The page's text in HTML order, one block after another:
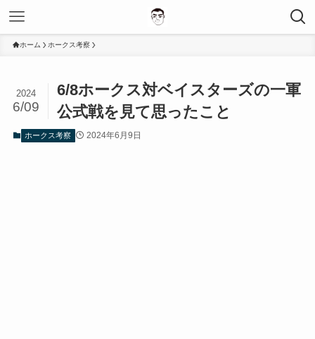
ホーム ホークス考察
6/8ホークス対ベイスターズの一軍
公式戦を見て思ったこと
2024
6/09
ホークス考察 2024年6月9日